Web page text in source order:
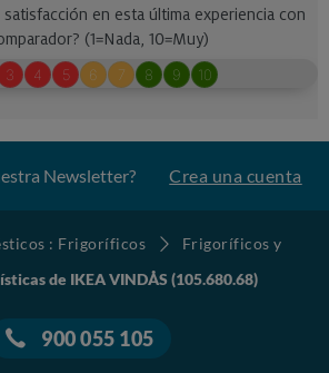
Newsletter? Crea una cuenta
: Frigoríficos
Frigoríficos y
de IKEA VINDÅS (105.680.68)
900 055 105